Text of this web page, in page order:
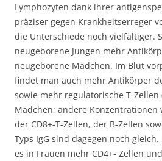
Lymphozyten dank ihrer
präziser gegen Krankheitserreger
die Unterschiede noch vielfältiger.
neugeborene Jungen mehr
neugeborene Mädchen. Im Blut
findet man auch mehr Antikörper
sowie mehr regulatorische T-Zellen
Mädchen; andere Konzentrationen
der CD8+-T-Zellen, der B-Zellen
Typs IgG sind dagegen noch
es in Frauen mehr CD4+- Zellen